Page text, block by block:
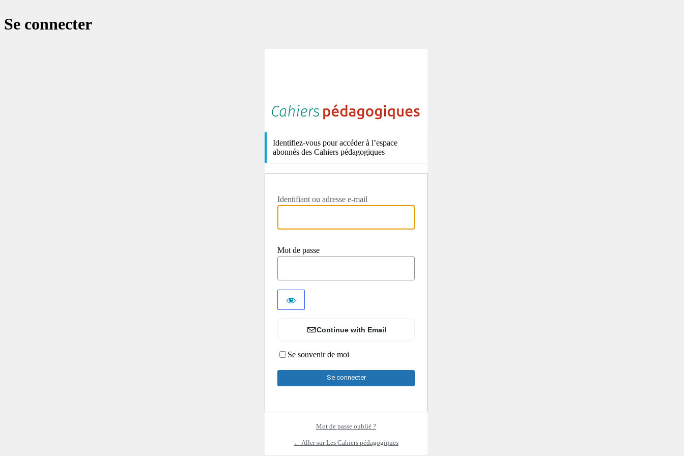
Se connecter
Identifiez-vous pour accéder à l’espace
abonnés des Cahiers pédagogiques
Identifiant ou adresse e-mail
Mot de passe
Continue with Email
Se souvenir de moi
Mot de passe oublié ?
← Aller sur Les Cahiers pédagogiques